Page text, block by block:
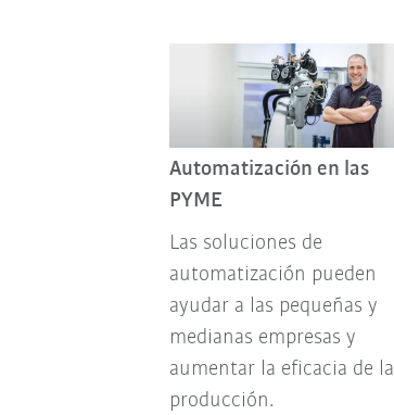
Automatización en las
PYME
Las soluciones de
automatización pueden
ayudar a las pequeñas y
medianas empresas y
aumentar la eficacia de la
producción.